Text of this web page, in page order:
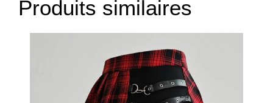
Produits similaires